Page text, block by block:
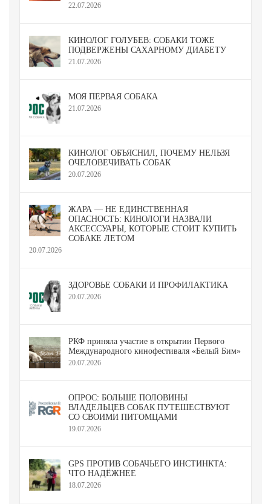
22.07.2026
КИНОЛОГ ГОЛУБЕВ: СОБАКИ ТОЖЕ
ПОДВЕРЖЕНЫ САХАРНОМУ ДИАБЕТУ
21.07.2026
МОЯ ПЕРВАЯ СОБАКА
21.07.2026
КИНОЛОГ ОБЪЯСНИЛ, ПОЧЕМУ НЕЛЬЗЯ
ОЧЕЛОВЕЧИВАТЬ СОБАК
20.07.2026
ЖАРА — НЕ ЕДИНСТВЕННАЯ
ОПАСНОСТЬ: КИНОЛОГИ НАЗВАЛИ
АКСЕССУАРЫ, КОТОРЫЕ СТОИТ КУПИТЬ
СОБАКЕ ЛЕТОМ
20.07.2026
ЗДОРОВЬЕ СОБАКИ И ПРОФИЛАКТИКА
20.07.2026
РКФ приняла участие в открытии Первого
Международного кинофестиваля «Белый Бим»
20.07.2026
ОПРОС: БОЛЬШЕ ПОЛОВИНЫ
ВЛАДЕЛЬЦЕВ СОБАК ПУТЕШЕСТВУЮТ
СО СВОИМИ ПИТОМЦАМИ
19.07.2026
GPS ПРОТИВ СОБАЧЬЕГО ИНСТИНКТА:
ЧТО НАДЁЖНЕЕ
18.07.2026